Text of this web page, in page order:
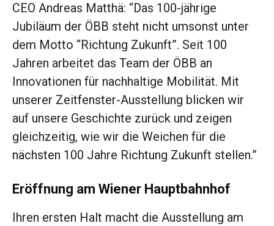
CEO Andreas Matthä: “Das 100-jährige
Jubiläum der ÖBB steht nicht umsonst unter
dem Motto “Richtung Zukunft”. Seit 100
Jahren arbeitet das Team der ÖBB an
Innovationen für nachhaltige Mobilität. Mit
unserer Zeitfenster-Ausstellung blicken wir
auf unsere Geschichte zurück und zeigen
gleichzeitig, wie wir die Weichen für die
nächsten 100 Jahre Richtung Zukunft stellen.”
Eröffnung am Wiener Hauptbahnhof
Ihren ersten Halt macht die Ausstellung am